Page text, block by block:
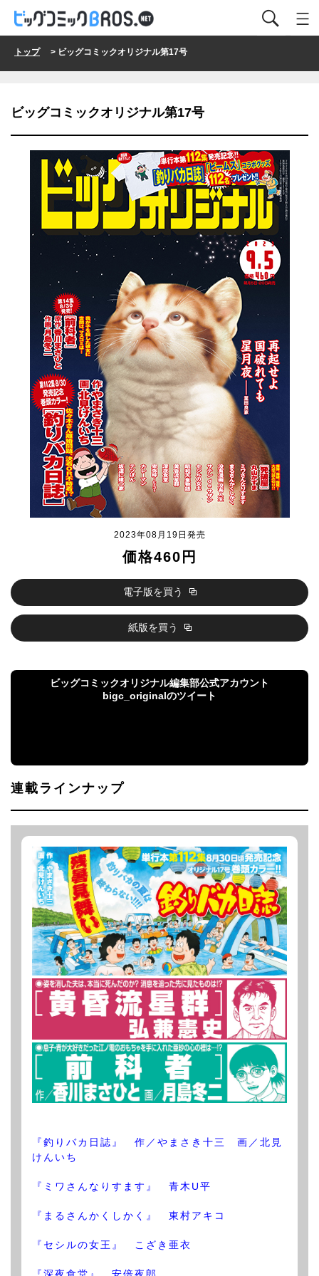
トップ> ビッグコミックオリジナル第17号
ビッグコミックオリジナル第17号
2023年08月19日発売
価格460円
電子版を買う
紙版を買う
ビッグコミックオリジナル編集部公式アカウント
bigc_originalのツイート
連載ラインナップ
『釣りバカ日誌』 作／やまさき十三 画／北見
けんいち
『ミワさんなりすます』 青木U平
『まるさんかくしかく』 東村アキコ
『セシルの女王』 こざき亜衣